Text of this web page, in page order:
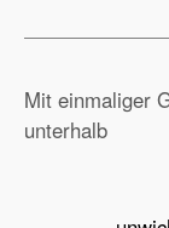
Mit einmaliger
unterhalb